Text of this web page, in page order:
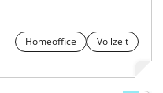
Homeoffice
Vollzeit